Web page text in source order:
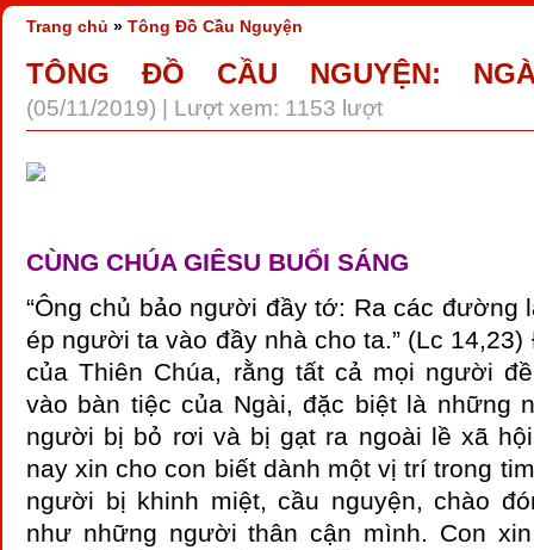
Trang chủ » Tông Đồ Cầu Nguyện
TÔNG ĐỒ CẦU NGUYỆN:
(05/11/2019) | Lượt xem: 1153 lượt
CÙNG CHÚA GIÊSU BUỔI SÁNG
“Ông chủ bảo người đầy tớ: Ra các đường
ép người ta vào đầy nhà cho ta.” (Lc
của Thiên Chúa, rằng tất cả mọi người
vào bàn tiệc của Ngài, đặc biệt là những
người bị bỏ rơi và bị gạt ra ngoài lề xã
nay xin cho con biết dành một vị trí trong
người bị khinh miệt, cầu nguyện, chào
như những người thân cận mình. Con